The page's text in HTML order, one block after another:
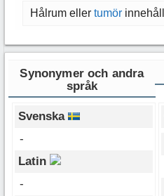
Hålrum eller tumör
Synonymer och andra
språk
Svenska
-
Latin
-